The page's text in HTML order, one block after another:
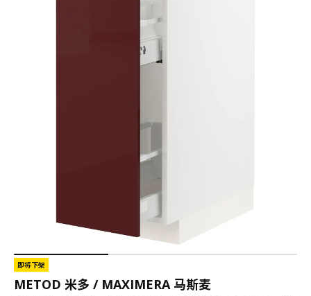
即将下架
METOD 米多 / MAXIMERA 马斯麦